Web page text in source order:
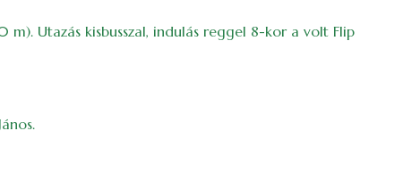
m). Utazás kisbusszal, indulás reggel 8-kor a volt Flip